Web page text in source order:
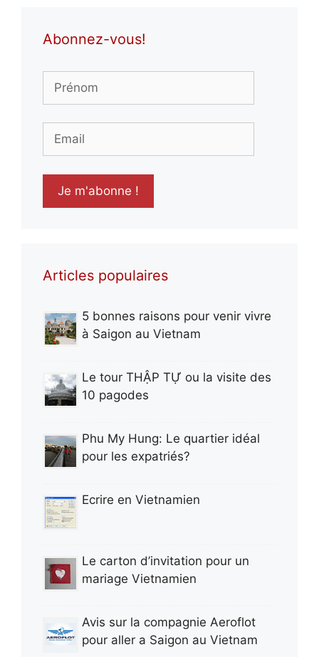
Abonnez-vous!
Articles populaires
5 bonnes raisons pour venir vivre
à Saigon au Vietnam
Le tour THẬP TỰ ou la visite des
10 pagodes
Phu My Hung: Le quartier idéal
pour les expatriés?
Ecrire en Vietnamien
Le carton d’invitation pour un
mariage Vietnamien
Avis sur la compagnie Aeroflot
pour aller a Saigon au Vietnam